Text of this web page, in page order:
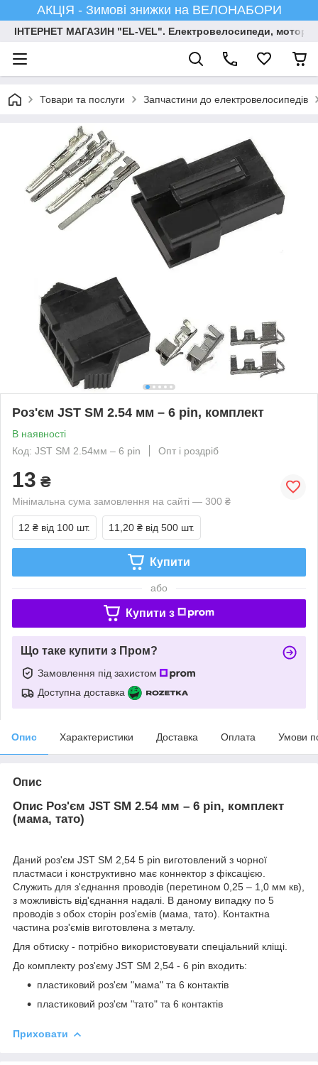
АКЦІЯ - Зимові знижки на ВЕЛОНАБОРИ
ІНТЕРНЕТ МАГАЗИН "EL-VEL". Електровелосипеди, мотор-
Товари та послуги Запчастини до електровелосипедів
Роз'єм JST SM 2.54 мм – 6 pin, комплект
В наявності
Код: JST SM 2.54мм – 6 pin
Опт і роздріб
13 ₴
Мінімальна сума замовлення на сайті — 300 ₴
12 ₴ від 100 шт. 11,20 ₴ від 500 шт.
Купити
або
Купити з
Що таке купити з Пром?
Замовлення під захистом
Доступна доставка
Опис Характеристики Доставка Оплата Умови
Опис
Опис Роз'єм JST SM 2.54 мм – 6 pin, комплект
(мама, тато)
Даний роз'єм JST SM 2,54 5 pin виготовлений з чорної
пластмаси і конструктивно має коннектор з фіксацією.
Служить для з'єднання проводів (перетином 0,25 – 1,0 мм кв),
з можливість від'єднання надалі. В даному випадку по 5
проводів з обох сторін роз'ємів (мама, тато). Контактна
частина роз'ємів виготовлена з металу.
Для обтиску - потрібно використовувати спеціальний кліщі.
До комплекту роз'єму JST SM 2,54 - 6 pin входить:
пластиковий роз'єм "мама" та 6 контактів
пластиковий роз'єм "тато" та 6 контактів
Приховати